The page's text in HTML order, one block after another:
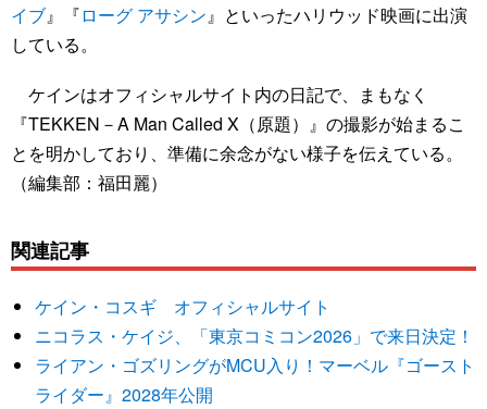
イブ』『ローグ アサシン 』といったハリウッド映画に出演
している。
ケインはオフィシャルサイト内の日記で、まもなく
『TEKKEN－A Man Called X（原題）』の撮影が始まるこ
とを明かしており、準備に余念がない様子を伝えている。
（編集部：福田麗）
関連記事
ケイン・コスギ オフィシャルサイト
ニコラス・ケイジ、「東京コミコン2026」で来日決定！
ライアン・ゴズリングがMCU入り！マーベル『ゴースト
ライダー』2028年公開